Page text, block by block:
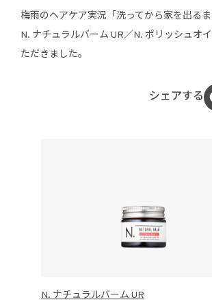
梅雨のヘアケア実況「洗ってから家を出るま
N. ナチュラルバーム UR／N. ポリッシュオ
ただきました。
シェアする
N. ナチュラルバーム UR